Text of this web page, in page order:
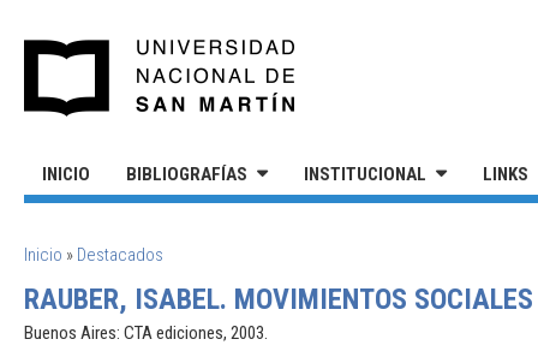
INICIO BIBLIOGRAFÍAS INSTITUCIONAL LINKS
SE ENCUENTRA USTED AQUÍ
Inicio » Destacados
RAUBER, ISABEL. MOVIMIENTOS
Buenos Aires: CTA ediciones, 2003.